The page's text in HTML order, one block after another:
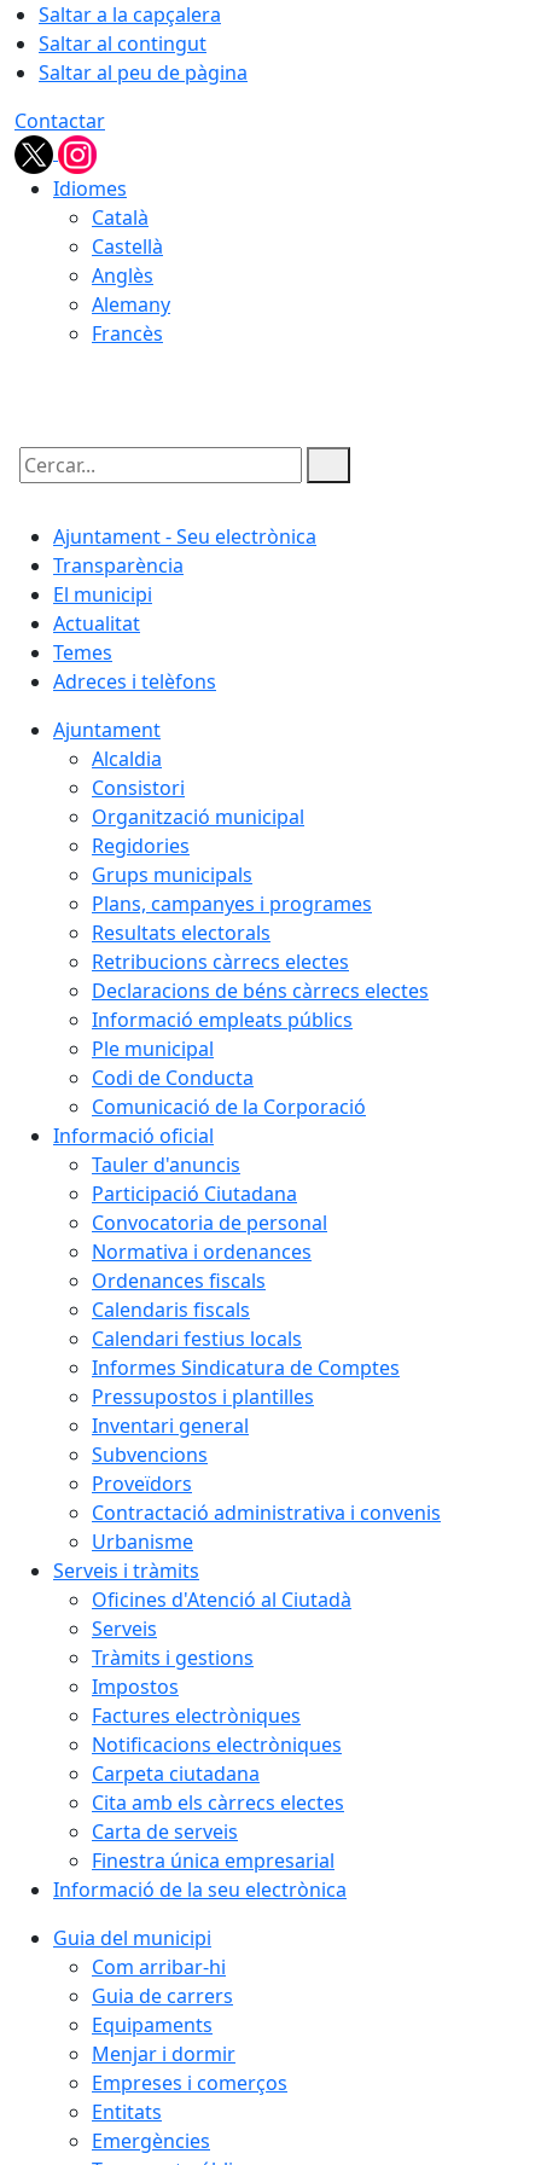
Saltar a la capçalera
Saltar al contingut
Saltar al peu de pàgina
Contactar
Idiomes
Català
Castellà
Anglès
Alemany
Francès
Cercar:
Ajuntament - Seu electrònica
Transparència
El municipi
Actualitat
Temes
Adreces i telèfons
Ajuntament
Alcaldia
Consistori
Organització municipal
Regidories
Grups municipals
Plans, campanyes i programes
Resultats electorals
Retribucions càrrecs electes
Declaracions de béns càrrecs electes
Informació empleats públics
Ple municipal
Codi de Conducta
Comunicació de la Corporació
Informació oficial
Tauler d'anuncis
Participació Ciutadana
Convocatoria de personal
Normativa i ordenances
Ordenances fiscals
Calendaris fiscals
Calendari festius locals
Informes Sindicatura de Comptes
Pressupostos i plantilles
Inventari general
Subvencions
Proveïdors
Contractació administrativa i convenis
Urbanisme
Serveis i tràmits
Oficines d'Atenció al Ciutadà
Serveis
Tràmits i gestions
Impostos
Factures electròniques
Notificacions electròniques
Carpeta ciutadana
Cita amb els càrrecs electes
Carta de serveis
Finestra única empresarial
Informació de la seu electrònica
Guia del municipi
Com arribar-hi
Guia de carrers
Equipaments
Menjar i dormir
Empreses i comerços
Entitats
Emergències